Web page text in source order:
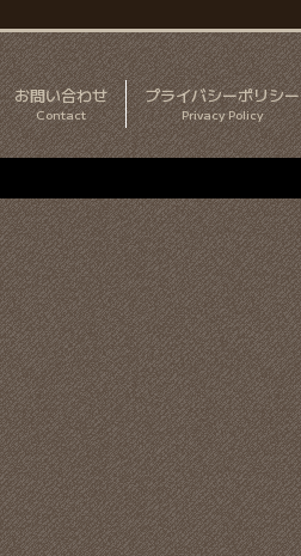
お問い合わせ
Contact
プライバシーポリシー
Privacy Policy